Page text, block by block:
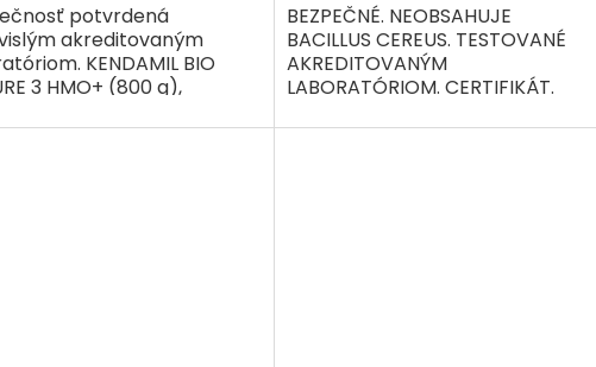
potvrdená
akreditovaným
KENDAMIL BIO
3 HMO+ (800 g),
v prášku. Potravina je
BEZPEČNÉ. NEOBSAHUJE
BACILLUS CEREUS. TESTOVANÉ
AKREDITOVANÝM
LABORATÓRIOM. CERTIFIKÁT.
prášku s baktériami mliečneho